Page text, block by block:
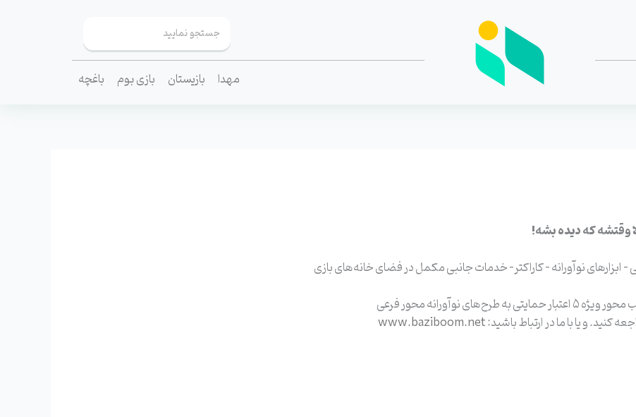
مهدا بازیستان بازی بوم باغچه
وقتشه که دیده بشه!
نوآورانه – کاراکتر- خدمات جانبی مکمل در فضای خانه‌های بازی
محور فرعی
کنید. و یا با ما در ارتباط باشید:www.baziboom.net